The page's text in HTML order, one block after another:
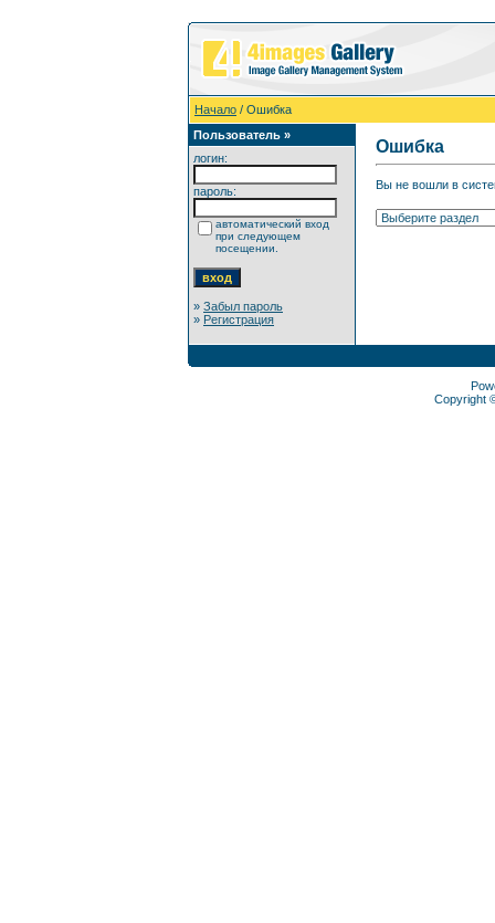
Начало / Ошибка
Пользователь »
логин:
пароль:
автоматический вход
при следующем
посещении.
» Забыл пароль
» Регистрация
Ошибка
Вы не вошли в
Copyright